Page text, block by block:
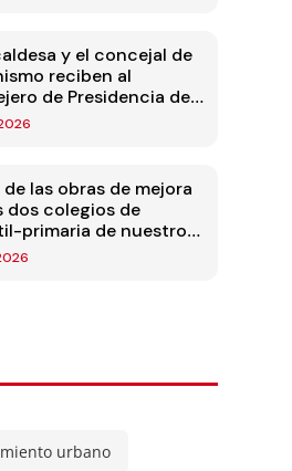
y el concejal de
reciben al
de Presidencia de
de Madrid
las obras de mejora
dos colegios de
primaria de nuestro
urbano